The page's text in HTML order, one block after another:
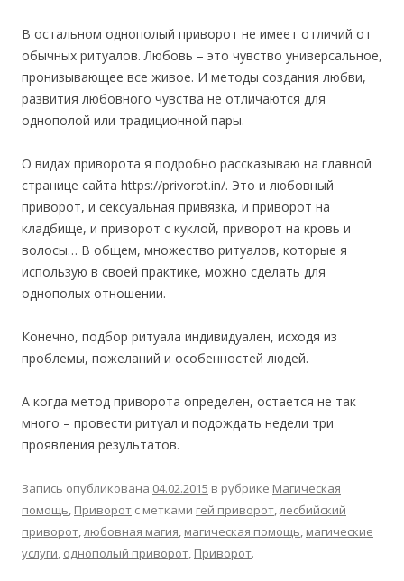
В остальном однополый приворот не имеет отличий от
обычных ритуалов. Любовь – это чувство универсальное,
пронизывающее все живое. И методы создания любви,
развития любовного чувства не отличаются для
однополой или традиционной пары.
О видах приворота я подробно рассказываю на главной
странице сайта https://privorot.in/. Это и любовный
приворот, и сексуальная привязка, и приворот на
кладбище, и приворот с куклой, приворот на кровь и
волосы… В общем, множество ритуалов, которые я
использую в своей практике, можно сделать для
однополых отношении.
Конечно, подбор ритуала индивидуален, исходя из
проблемы, пожеланий и особенностей людей.
А когда метод приворота определен, остается не так
много – провести ритуал и подождать недели три
проявления результатов.
Запись опубликована 04.02.2015 в рубрике Магическая
помощь, Приворот с метками гей приворот,лесбийский
приворот,любовная магия, магическая помощь, магические
услуги, однополый приворот, Приворот.